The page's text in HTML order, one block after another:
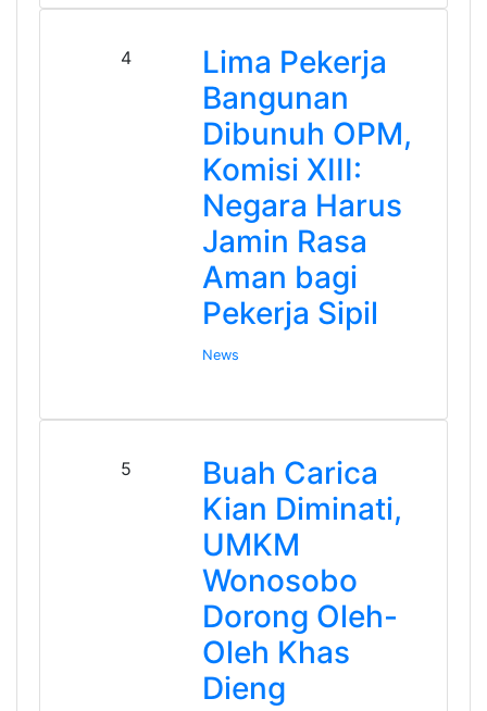
4
Lima Pekerja
Bangunan
Dibunuh OPM,
Komisi XIII:
Negara Harus
Jamin Rasa
Aman bagi
Pekerja Sipil
News
5
Buah Carica
Kian Diminati,
UMKM
Wonosobo
Dorong Oleh-
Oleh Khas
Dieng